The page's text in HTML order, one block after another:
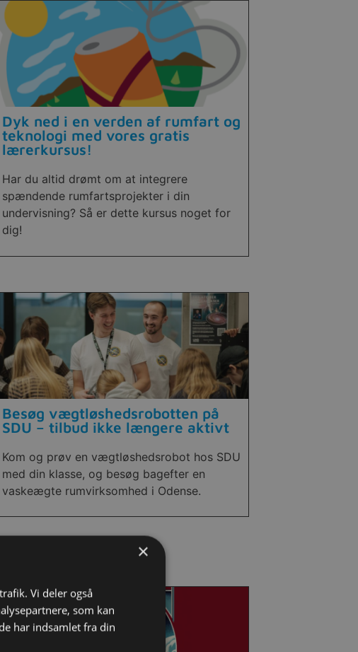
Dyk ned i en verden af rumfart og
teknologi med vores gratis
lærerkursus!
Har du altid drømt om at integrere
spændende rumfartsprojekter i din
undervisning? Så er dette kursus noget for
dig!
Besøg vægtløshedsrobotten på
SDU – tilbud ikke længere aktivt
Kom og prøv en vægtløshedsrobot hos SDU
med din klasse, og besøg bagefter en
vaskeægte rumvirksomhed i Odense.
×
Vi deler også
som kan
har indsamlet fra din